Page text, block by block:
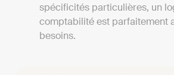
spécificités particulières, un
comptabilité est parfaitement
besoins.